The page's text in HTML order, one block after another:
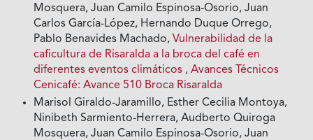
Mosquera, Juan Camilo Espinosa-Osorio, Juan
Carlos García-López, Hernando Duque Orrego,
Pablo Benavides Machado,Vulnerabilidad de la
caficultura de Risaralda a la broca del café en
diferentes eventos climáticos ,Avances Técnicos
Cenicafé: Avance 510 Broca Risaralda
Marisol Giraldo-Jaramillo, Esther Cecilia Montoya,
Ninibeth Sarmiento-Herrera, Audberto Quiroga
Mosquera, Juan Camilo Espinosa-Osorio, Juan